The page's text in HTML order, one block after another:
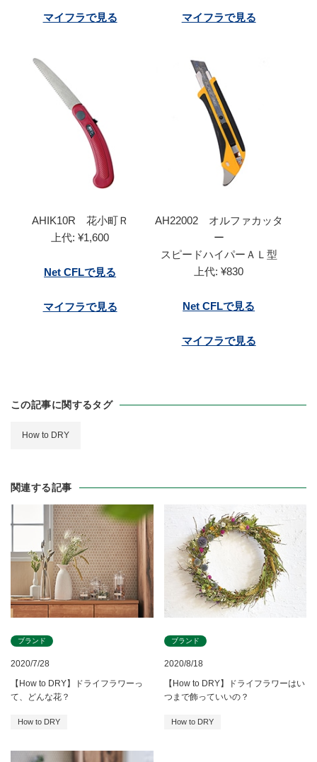
マイフラで見る マイフラで見る
AHIK10R 花小町Ｒ
上代: ¥1,600
Net CFLで見る
マイフラで見る
AH22002 オルファカッタ
ー
スピードハイパーＡＬ型
上代: ¥830
Net CFLで見る
マイフラで見る
この記事に関するタグ
How to DRY
関連する記事
2020/7/28
ブランド
【How to DRY】ドライフラワーっ
て、どんな花？
How to DRY
2020/8/18
ブランド
【How to DRY】ドライフラワーはい
つまで飾っていいの？
How to DRY